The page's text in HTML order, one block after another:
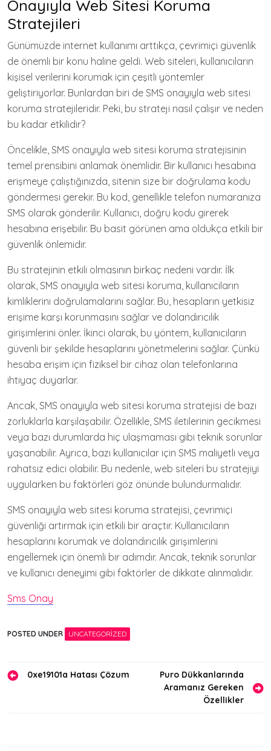
Onayıyla Web Sitesi Koruma
Stratejileri
Günümüzde internet kullanımı arttıkça, çevrimiçi güvenlik
de önemli bir konu haline geldi. Web siteleri, kullanıcıların
kişisel verilerini korumak için çeşitli yöntemler
geliştiriyorlar. Bunlardan biri de SMS onayıyla web sitesi
koruma stratejileridir. Peki, bu strateji nasıl çalışır ve neden
bu kadar etkilidir?
Öncelikle, SMS onayıyla web sitesi koruma stratejisinin
temel prensibini anlamak önemlidir. Bir kullanıcı hesabına
erişmeye çalıştığınızda, sitenin size bir doğrulama kodu
göndermesi gerekir. Bu kod, genellikle telefon numaranıza
SMS olarak gönderilir. Kullanıcı, doğru kodu girerek
hesabına erişebilir. Bu basit görünen ama oldukça etkili bir
güvenlik önlemidir.
Bu stratejinin etkili olmasının birkaç nedeni vardır. İlk
olarak, SMS onayıyla web sitesi koruma, kullanıcıların
kimliklerini doğrulamalarını sağlar. Bu, hesapların yetkisiz
erişime karşı korunmasını sağlar ve dolandırıcılık
girişimlerini önler. İkinci olarak, bu yöntem, kullanıcıların
güvenli bir şekilde hesaplarını yönetmelerini sağlar. Çünkü
hesaba erişim için fiziksel bir cihaz olan telefonlarına
ihtiyaç duyarlar.
Ancak, SMS onayıyla web sitesi koruma stratejisi de bazı
zorluklarla karşılaşabilir. Özellikle, SMS iletilerinin gecikmesi
veya bazı durumlarda hiç ulaşmaması gibi teknik sorunlar
yaşanabilir. Ayrıca, bazı kullanıcılar için SMS maliyetli veya
rahatsız edici olabilir. Bu nedenle, web siteleri bu stratejiyi
uygularken bu faktörleri göz önünde bulundurmalıdır.
SMS onayıyla web sitesi koruma stratejisi, çevrimiçi
güvenliği artırmak için etkili bir araçtır. Kullanıcıların
hesaplarını korumak ve dolandırıcılık girişimlerini
engellemek için önemli bir adımdır. Ancak, teknik sorunlar
ve kullanıcı deneyimi gibi faktörler de dikkate alınmalıdır.
Sms Onay
POSTED UNDER UNCATEGORIZED
Yazı0xe19101a Hatası Çözum
Puro Dükkanlarında
Aramanız Gereken
Özellikler